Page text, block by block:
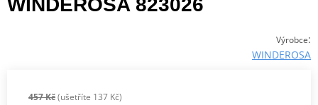
WINDEROSA 823026
Výrobce:
WINDEROSA
457 Kč(ušetříte 137 Kč)